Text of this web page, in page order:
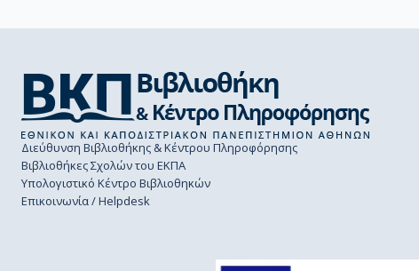
Διεύθυνση Βιβλιοθήκης & Κέντρου Πληροφόρησης
Βιβλιοθήκες Σχολών του ΕΚΠΑ
Υπολογιστικό Κέντρο Βιβλιοθηκών
Επικοινωνία / Helpdesk